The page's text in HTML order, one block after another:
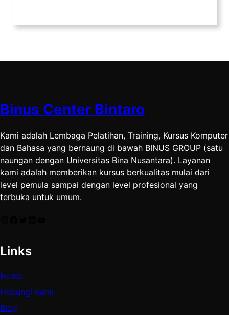
Binus Center Bintaro
Kami adalah Lembaga Pelatihan, Training, Kursus Komputer
dan Bahasa yang bernaung di bawah BINUS GROUP (satu
naungan dengan Universitas Bina Nusantara). Layanan
kami adalah memberikan kursus berkualitas mulai dari
level pemula sampai dengan level profesional yang
terbuka untuk umum.
Links
Home
Hubungi Kami
Blog